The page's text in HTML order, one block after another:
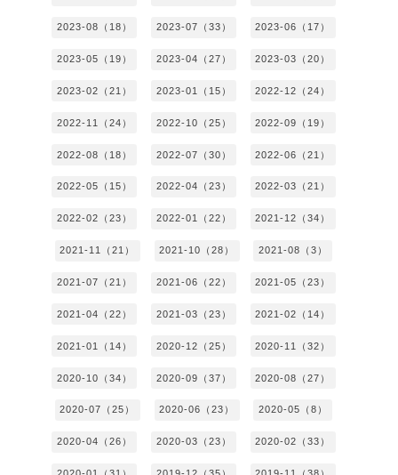
2023-08（18） 2023-07（33） 2023-06（17）
2023-05（19） 2023-04（27） 2023-03（20）
2023-02（21） 2023-01（15） 2022-12（24）
2022-11（24） 2022-10（25） 2022-09（19）
2022-08（18） 2022-07（30） 2022-06（21）
2022-05（15） 2022-04（23） 2022-03（21）
2022-02（23） 2022-01（22） 2021-12（34）
2021-11（21） 2021-10（28） 2021-08（3）
2021-07（21） 2021-06（22） 2021-05（23）
2021-04（22） 2021-03（23） 2021-02（14）
2021-01（14） 2020-12（25） 2020-11（32）
2020-10（34） 2020-09（37） 2020-08（27）
2020-07（25） 2020-06（23） 2020-05（8）
2020-04（26） 2020-03（23） 2020-02（33）